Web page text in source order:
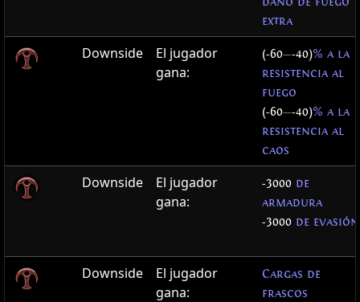
extra
Downside
El jugador
gana:
(-60—-40)% a la
resistencia al
fuego
(-60—-40)% a la
resistencia al
caos
Downside
El jugador
gana:
-3000 de
armadura
-3000 de evasión
Downside
El jugador
gana:
Cargas de
frascos